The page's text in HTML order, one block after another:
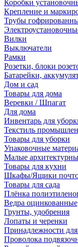
Коробки
Крепление и
Трубы
Вилки
Выключатели
Рамки
Розетки, блоки
Батарейки,
Дом и сад
Товары для дома
Веревки / Шпагат
Для дома
Инвентарь для
Текстиль
Товары для уборки
Упаковочные
Малые
Товары для кухни
Шкафы/Ящики
Товары для сада
Плёнка
Ведра
Грунты, удобрения
Лопаты и черенки
Принадлежности
Проволока